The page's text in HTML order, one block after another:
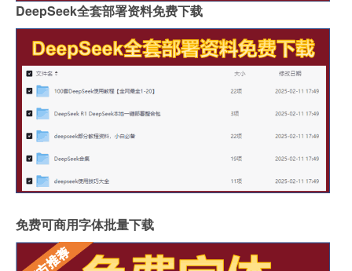
DeepSeek全套部署资料免费下载
免费可商用字体批量下载